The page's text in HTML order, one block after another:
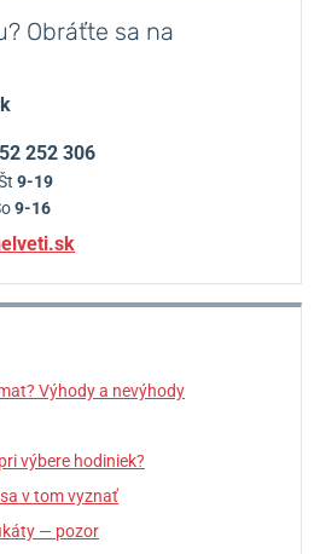
Obráťte sa na
252 306
9-19
9-16
Výhody a nevýhody
výbere hodiniek?
v tom vyznať
— pozor